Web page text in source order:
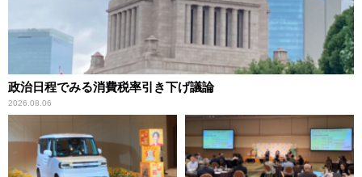
政治日程でみる消費税率引き下げ議論
2026.08.06